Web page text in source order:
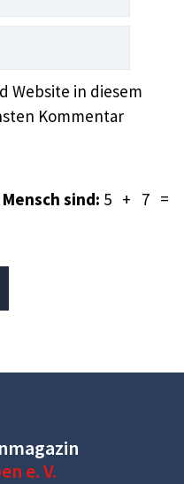
Website in diesem
Kommentar
sind: 5 + 7 =
e. V.